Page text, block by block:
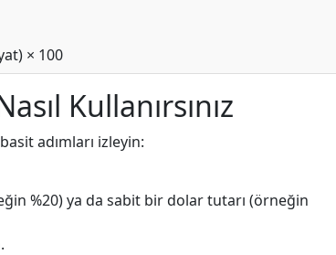
× 100
Kullanırsınız
adımları izleyin:
%20) ya da sabit bir dolar tutarı (örneğin